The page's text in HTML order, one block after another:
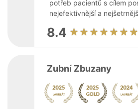
potřeb pacientů s cílem
nejefektivnější a
8.4
Zubní Zbuzany